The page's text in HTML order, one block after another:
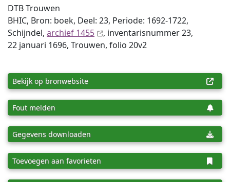
DTB Trouwen
BHIC, Bron: boek, Deel: 23, Periode: 1692-1722,
Schijndel, archief 1455
, inventaris­num­mer 23,
22 januari 1696, Trouwen, folio 20v2
Bekijk op bronwebsite
Fout melden
Gegevens downloaden
Toevoegen aan favorieten